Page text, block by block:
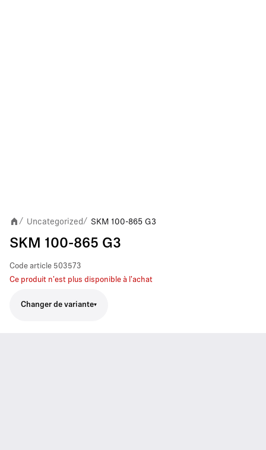
/ Uncategorized/ SKM 100-865 G3
SKM 100-865 G3
Code article 503573
Ce produit n'est plus disponible à l'achat
Changer de variante